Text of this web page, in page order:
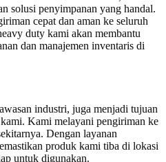
solusi penyimpanan yang handal.
cepat dan aman ke seluruh
duty kami akan membantu
dan manajemen inventaris di
industri, juga menjadi tujuan
Kami melayani pengiriman ke
Dengan layanan
produk kami tiba di lokasi
untuk digunakan.